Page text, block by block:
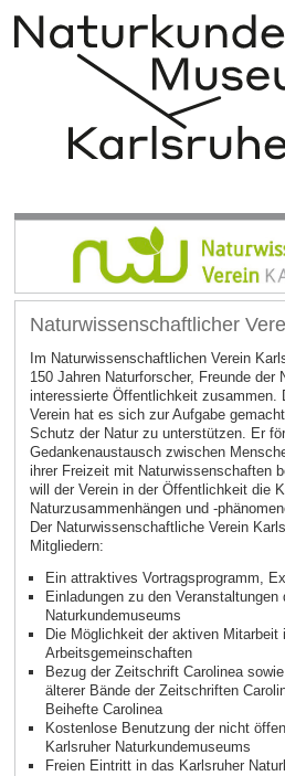
Naturwissenschaftlicher
Im Naturwissenschaftlichen Verein
150 Jahren Naturforscher, Freunde der
interessierte Öffentlichkeit zusammen.
Verein hat es sich zur Aufgabe
Schutz der Natur zu unterstützen. Er
Gedankenaustausch zwischen
ihrer Freizeit mit Naturwissenschaften
will der Verein in der Öffentlichkeit die
Naturzusammenhängen und -
Der Naturwissenschaftliche Verein
Mitgliedern:
Ein attraktives Vortragsprogramm,
Einladungen zu den Veranstaltungen
Naturkundemuseums
Die Möglichkeit der aktiven Mitarbeit
Arbeitsgemeinschaften
Bezug der Zeitschrift Carolinea
älterer Bände der Zeitschriften
Beihefte Carolinea
Kostenlose Benutzung der nicht
Karlsruher Naturkundemuseums
Freien Eintritt in das Karlsruher